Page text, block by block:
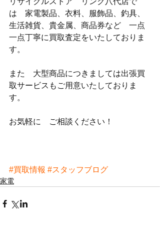
は　家電製品、衣料、服飾品、釣具、
生活雑貨、貴金属、商品券など　一点
一点丁寧に買取査定をいたしておりま
す。
また　大型商品につきましては出張買
取サービスもご用意いたしておりま
す。
お気軽に　ご相談ください！
#買取情報 #スタッフブログ
家電